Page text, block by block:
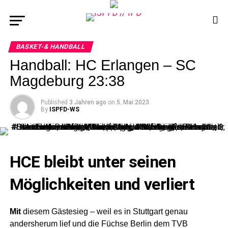
BASKET-& HANDBALL
Handball: HC Erlangen – SC
Magdeburg 23:38
Published 3 Jahren ago on 5. Mai 2023
By ISPFD-WS
HCE bleibt unter seinen
Möglichkeiten und verliert
Mitdiesem Gästesieg – weil es in Stuttgart genau
andersherum lief und die Füchse Berlin dem TVB